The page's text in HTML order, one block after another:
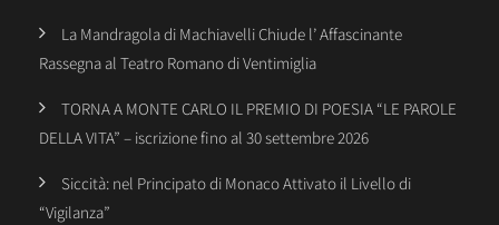
La Mandragola di Machiavelli Chiude l’ Affascinante
Rassegna al Teatro Romano di Ventimiglia
TORNA A MONTE CARLO IL PREMIO DI POESIA “LE PAROLE
DELLA VITA” – iscrizione fino al 30 settembre 2026
Siccità: nel Principato di Monaco Attivato il Livello di
“Vigilanza”